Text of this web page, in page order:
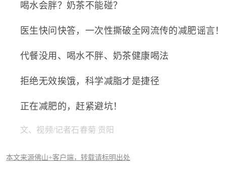
喝水会胖？奶茶不能碰？
医生快问快答，一次性撕破全网流传的减肥谣言！
代餐没用、喝水不胖、奶茶健康喝法
拒绝无效挨饿，科学减脂才是捷径
正在减肥的，赶紧避坑！
文、视频/记者石春菊 贡阳
本文来源佛山+客户端，转载请标明出处